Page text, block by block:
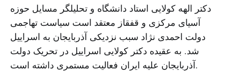
دکتر الهه کولایى استاد دانشگاه و تحلیلگر مسایل حوزه
آسیاى مرکزى و قفقاز معتقد است سیاست تهاجمى
دولت احمدى نژاد سبب نزدیکى آذربایجان به اسراییل
شد. به عقیده دکتر کولایى اسراییل در تحریک دولت
آذربایجان علیه ایران فعالیت مستمری داشته است.